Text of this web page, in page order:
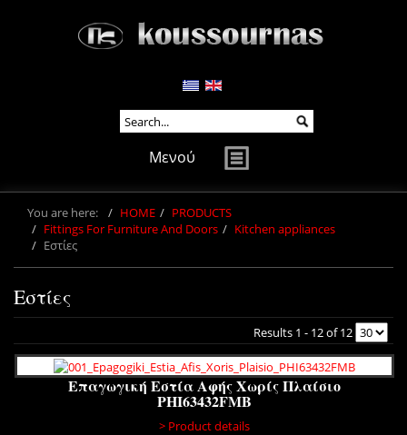
Μενού
You are here: HOME
PRODUCTS
Fittings For Furniture And Doors
Kitchen appliances
Εστίες
Εστίες
Results 1 - 12 of 12
Επαγωγική Εστία Αφής Χωρίς Πλαίσιο
PHI63432FMB
> Product details